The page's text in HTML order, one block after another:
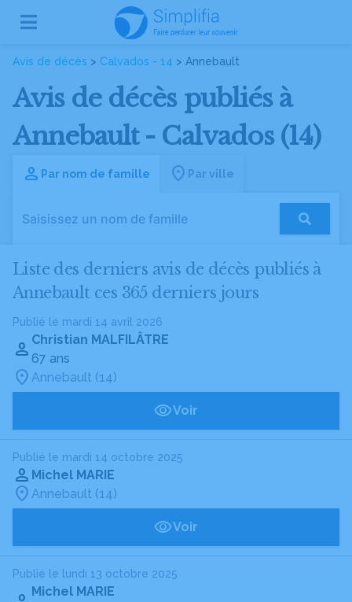
Avis de décès > Calvados - 14 > Annebault
Avis de décès publiés à
Annebault - Calvados (14)
Par nom de famille Par ville
Liste des derniers avis de décès publiés à
Annebault ces 365 derniers jours
Publié le mardi 14 avril 2026
Christian MALFILÂTRE
67 ans
Annebault (14)
Voir
Publié le mardi 14 octobre 2025
Michel MARIE
Annebault (14)
Voir
Publié le lundi 13 octobre 2025
Michel MARIE